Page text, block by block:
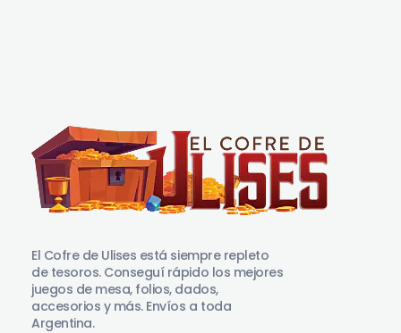
El Cofre de Ulises está siempre repleto
de tesoros. Conseguí rápido los mejores
juegos de mesa, folios, dados,
accesorios y más. Envíos a toda
Argentina.